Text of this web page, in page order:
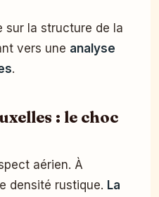
sur la structure de la
vers une analyse
.
: le choc
aérien. À
densité rustique. La